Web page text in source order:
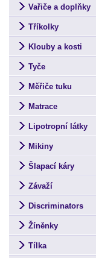
Vařiče a doplňky
Tříkolky
Klouby a kosti
Tyče
Měřiče tuku
Matrace
Lipotropní látky
Mikiny
Šlapací káry
Závaží
Discriminators
Žíněnky
Tílka